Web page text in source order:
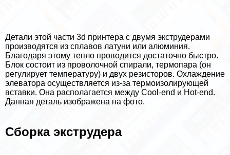
Детали этой части 3d принтера с двумя экструдерами
производятся из сплавов латуни или алюминия.
Благодаря этому тепло проводится достаточно быстро.
Блок состоит из проволочной спирали, термопара (он
регулирует температуру) и двух резисторов. Охлаждение
элеватора осуществляется из-за термоизолирующей
вставки. Она располагается между Cool-end и Hot-end.
Данная деталь изображена на фото.
Сборка экструдера